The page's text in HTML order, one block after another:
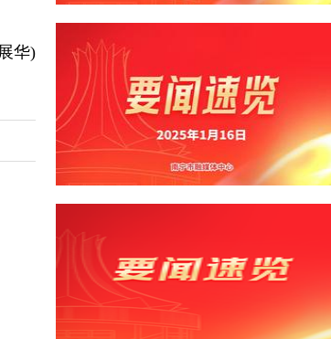
华)